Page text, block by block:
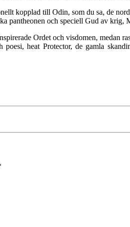
kopplad till Odin, som du sa, de
pantheonen och speciell Gud av krig,
Ordet och visdomen, medan
heat Protector, de gamla